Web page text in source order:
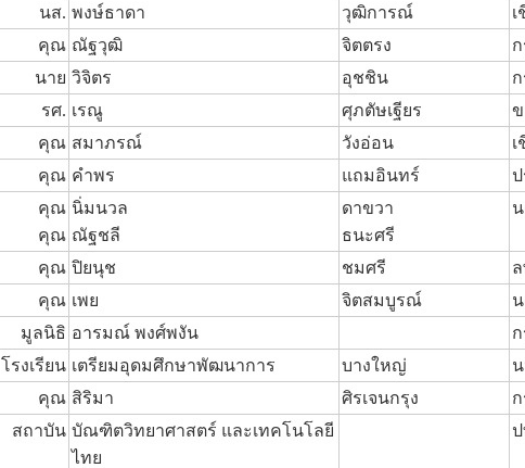
นส. พงษ์ธาดา วุฒิการณ์
คุณ ณัฐวุฒิ จิตตรง
นาย วิจิตร อุชชิน
รศ. เรณู ศุภตัษเฐียร
คุณ สมาภรณ์ วังอ่อน
คุณ คำพร แถมอินทร์
คุณ
คุณ
นิ่มนวล
ณัฐชลี
ดาขวา
ธนะศรี
คุณ ปิยนุช ชมศรี
คุณ เพย จิตสมบูรณ์
มูลนิธิ อารมณ์ พงศ์พงัน
โรงเรียน เตรียมอุดมศึกษาพัฒนาการ บางใหญ่
คุณ สิริมา ศิรเจนกรุง
สถาบัน บัณฑิตวิทยาศาสตร์ และเทคโนโลยี
ไทย